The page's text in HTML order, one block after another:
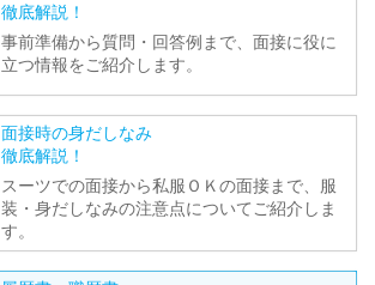
徹底解説！
事前準備から質問・回答例まで、面接に役に
立つ情報をご紹介します。
面接時の身だしなみ
徹底解説！
スーツでの面接から私服ＯＫの面接まで、服
装・身だしなみの注意点についてご紹介しま
す。